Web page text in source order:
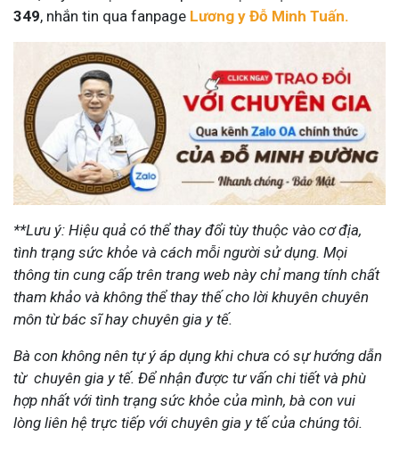
349, nhắn tin qua fanpage Lương y Đỗ Minh Tuấn.
**Lưu ý: Hiệu quả có thể thay đổi tùy thuộc vào cơ địa,
tình trạng sức khỏe và cách mỗi người sử dụng. Mọi
thông tin cung cấp trên trang web này chỉ mang tính chất
tham khảo và không thể thay thế cho lời khuyên chuyên
môn từ bác sĩ hay chuyên gia y tế.
Bà con không nên tự ý áp dụng khi chưa có sự hướng dẫn
từ chuyên gia y tế. Để nhận được tư vấn chi tiết và phù
hợp nhất với tình trạng sức khỏe của mình, bà con vui
lòng liên hệ trực tiếp với chuyên gia y tế của chúng tôi.